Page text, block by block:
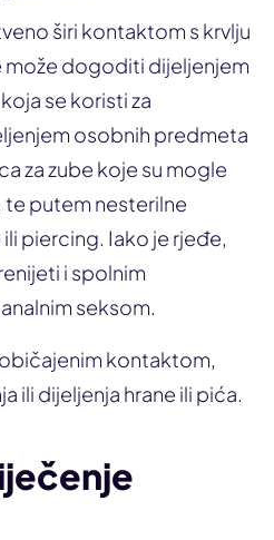
širi kontaktom s krvlju
može dogoditi dijeljenjem
se koristi za
osobnih predmeta
za zube koje su mogle
te putem nesterilne
piercing. Iako je rjeđe,
i spolnim
seksom.
kontaktom,
ili dijeljenja hrane ili pića.